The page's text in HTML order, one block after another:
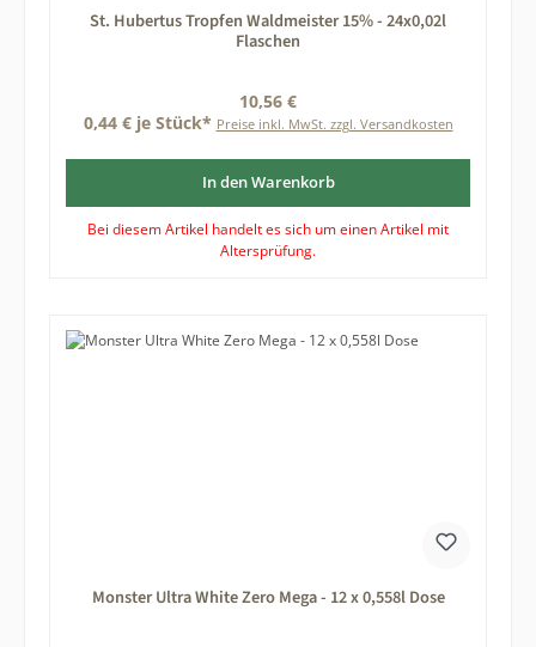
St. Hubertus Tropfen Waldmeister 15% - 24x0,02l
Flaschen
Regulärer Preis:
10,56 €
0,44 € je Stück* Preise inkl. MwSt. zzgl. Versandkosten
In den Warenkorb
Bei diesem Artikel handelt es sich um einen Artikel mit
Altersprüfung.
Monster Ultra White Zero Mega - 12 x 0,558l Dose